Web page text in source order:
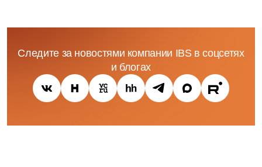
Следите за новостями компании IBS в соцсетях
и блогах